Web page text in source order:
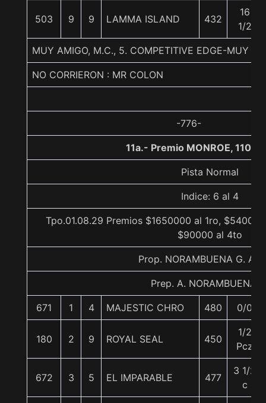
503 9 9 LAMMA ISLAND 432
16
1/2
MUY AMIGO, M.C., 5. COMPETITIVE EDGE-MUY
NO CORRIERON : MR COLON
-776-
11a.- Premio MONROE, 1100
Pista Normal
Indice: 6 al 4
Tpo.01.08.29 Premios $1650000 al 1ro,
$90000 al 4to
Prop. NORAMBUENA G.
Prep. A. NORAMBUENA
671 1 4 MAJESTIC CHRO 480 0/0
180 2 9 ROYAL SEAL 450
1/2
Pcz
672 3 5 EL IMPARABLE 477
3 1/2
c